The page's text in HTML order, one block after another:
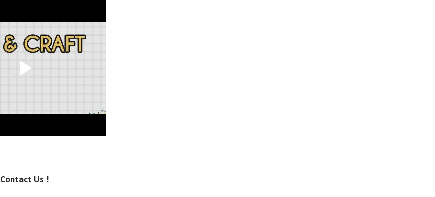
Contact Us !